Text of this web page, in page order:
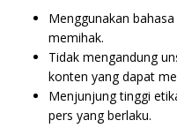
Menggunakan
memihak.
Tidak mengandung
konten yang dapat
Menjunjung tinggi
pers yang berlaku.